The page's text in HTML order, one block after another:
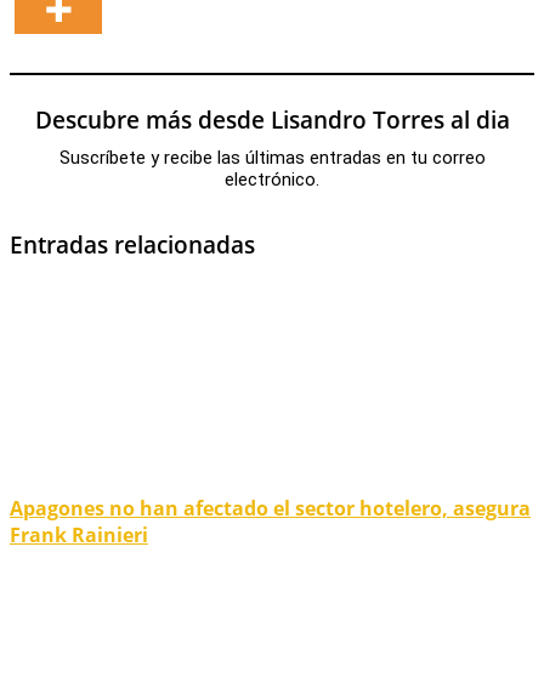
Descubre más desde Lisandro Torres al dia
Suscríbete y recibe las últimas entradas en tu correo
electrónico.
Entradas relacionadas
Apagones no han afectado el sector hotelero, asegura
Frank Rainieri